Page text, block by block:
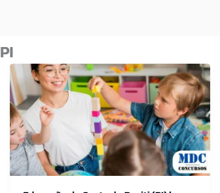
PI